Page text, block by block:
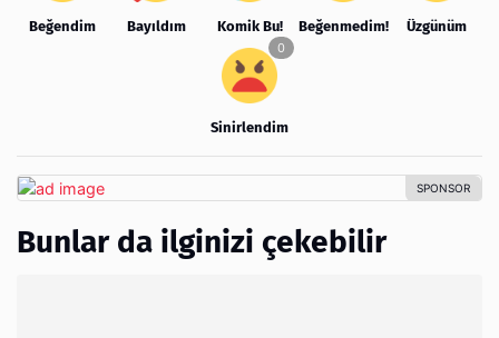
Beğendim Bayıldım Komik Bu! Beğenmedim! Üzgünüm
Sinirlendim
Bunlar da ilginizi çekebilir